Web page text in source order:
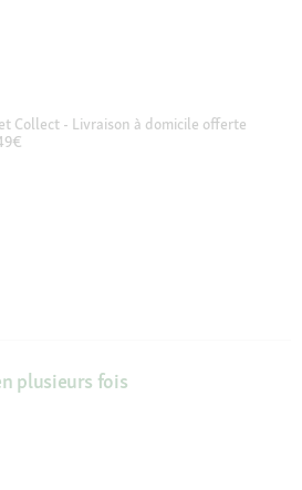
Collect - Livraison à domicile offerte
plusieurs fois